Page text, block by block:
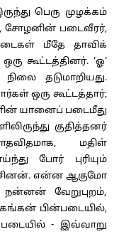
பெரு முழக்கம்
சோழனின் படைவீரர்,
படைகள் மீதே தாவிக்
கூட்டத்தினர். ‘ஓ’
தடுமாறியது.
ஒரு கூட்டத்தார்;
யானைப் படைமீது
குதித்தனர்
மதிள்
போர் புரியும்
என்ன ஆகுமோ
நன்னன் வேறுபுறம்,
கங்கன் பின்படையில்,
- இவ்வாறு